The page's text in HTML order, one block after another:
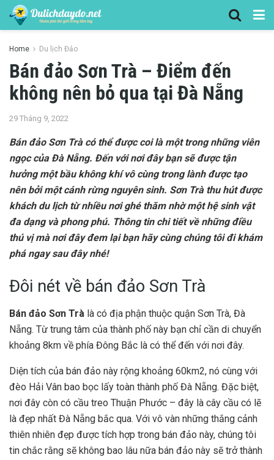
Home Du lịch Đảo
Bán đảo Sơn Trà – Điểm đến
không nên bỏ qua tại Đà Nẵng
29 Tháng 9, 2022
Bán đảo Sơn Trà có thể được coi là một trong những viên
ngọc của Đà Nẵng. Đến với nơi đây bạn sẽ được tận
hưởng một bầu không khí vô cùng trong lành được tạo
nên bởi một cánh rừng nguyên sinh. Sơn Trà thu hút được
khách du lịch từ nhiều nơi ghé thăm nhờ một hệ sinh vật
đa dạng và phong phú. Thông tin chi tiết về những điều
thú vị mà nơi đây đem lại bạn hãy cùng chúng tôi đi khám
phá ngay sau đây nhé!
Đôi nét về bán đảo Sơn Trà
Bán đảo Sơn Trà là có địa phận thuộc quận Sơn Trà, Đà
Nẵng. Từ trung tâm của thành phố này bạn chỉ cần di chuyển
khoảng 8km về phía Đông Bắc là có thể đến với nơi đây.
Diện tích của bán đảo này rộng khoảng 60km2, nó cùng với
đèo Hải Vân bao bọc lấy toàn thành phố Đà Nẵng. Đặc biệt,
nơi đây còn có cầu treo Thuận Phước – đây là cây cầu có lẽ
là đẹp nhất Đà Nẵng bắc qua. Với vô vàn những thắng cảnh
thiên nhiên đẹp được tích hợp trong bán đảo này, chúng tôi
tin chắc rằng sẽ không bao lâu nữa bán đảo này sẽ trở thành